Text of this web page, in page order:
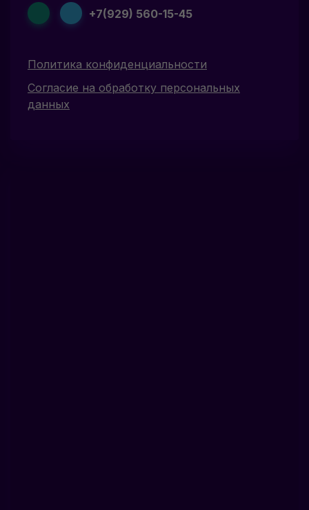
+7(929) 560-15-45
Политика конфиденциальности
Согласие на обработку персональных
данных